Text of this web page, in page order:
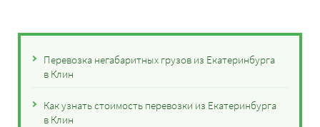
Перевозка негабаритных грузов из Екатеринбурга
в Клин
Как узнать стоимость перевозки из Екатеринбурга
в Клин